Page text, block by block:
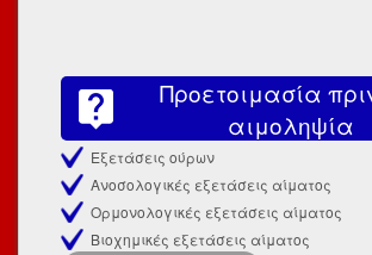
Προετοιμασία
αιμοληψία
Εξετάσεις ούρων
Ανοσολογικές εξετάσεις αίματος
Ορμονολογικές εξετάσεις αίματος
Βιοχημικές εξετάσεις αίματος